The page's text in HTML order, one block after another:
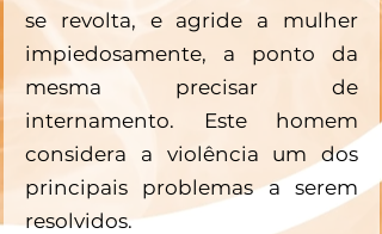
se revolta, e agride a mulher
impiedosamente, a ponto da
mesma precisar de
internamento. Este homem
considera a violência um dos
principais problemas a serem
resolvidos.